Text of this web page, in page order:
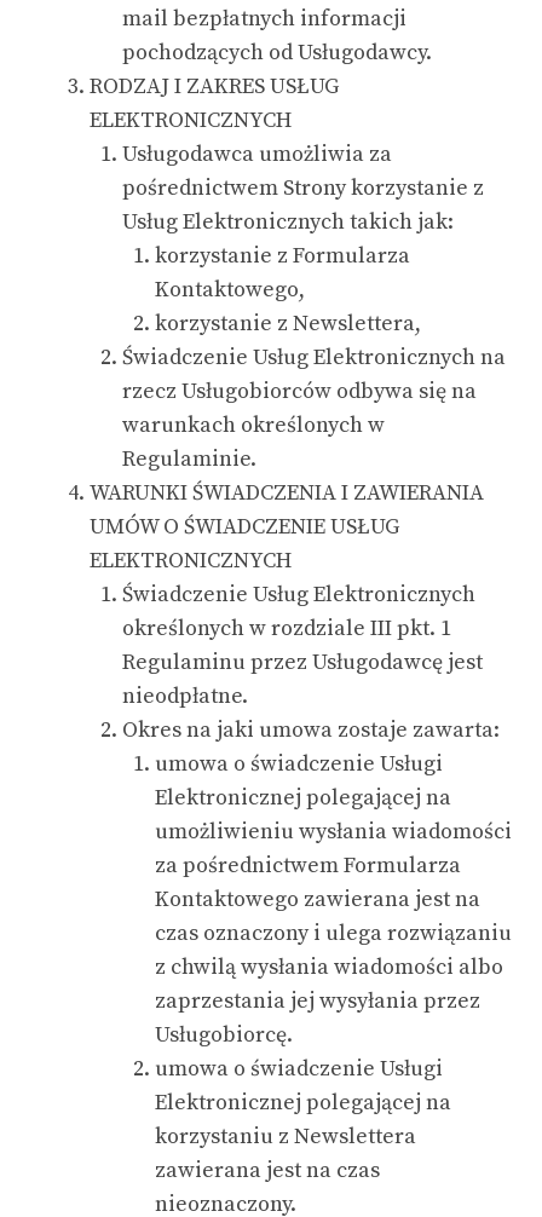
mail bezpłatnych informacji
pochodzących od Usługodawcy.
RODZAJ I ZAKRES USŁUG
ELEKTRONICZNYCH
Usługodawca umożliwia za
pośrednictwem Strony korzystanie z
Usług Elektronicznych takich jak:
korzystanie z Formularza
Kontaktowego,
korzystanie z Newslettera,
Świadczenie Usług Elektronicznych na
rzecz Usługobiorców odbywa się na
warunkach określonych w
Regulaminie.
WARUNKI ŚWIADCZENIA I ZAWIERANIA
UMÓW O ŚWIADCZENIE USŁUG
ELEKTRONICZNYCH
Świadczenie Usług Elektronicznych
określonych w rozdziale III pkt. 1
Regulaminu przez Usługodawcę jest
nieodpłatne.
Okres na jaki umowa zostaje zawarta:
umowa o świadczenie Usługi
Elektronicznej polegającej na
umożliwieniu wysłania wiadomości
za pośrednictwem Formularza
Kontaktowego zawierana jest na
czas oznaczony i ulega rozwiązaniu
z chwilą wysłania wiadomości albo
zaprzestania jej wysyłania przez
Usługobiorcę.
umowa o świadczenie Usługi
Elektronicznej polegającej na
korzystaniu z Newslettera
zawierana jest na czas
nieoznaczony.